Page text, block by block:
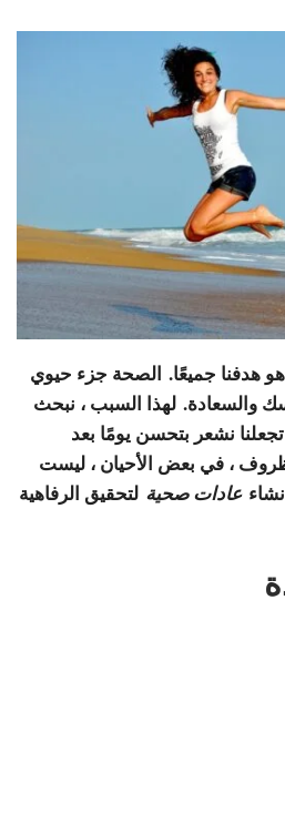
هدفنا جميعًا. الصحة جزء حيوي
والسعادة. لهذا السبب ، نبحث
نشعر بتحسن يومًا بعد
، في بعض الأحيان ، ليست
عادات صحية لتحقيق الرفاهية